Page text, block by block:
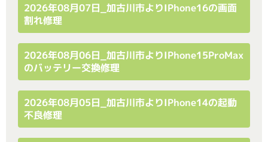
2026年08月07日_加古川市よりiPhone16の画面
割れ修理
2026年08月06日_加古川市よりiPhone15ProMax
のバッテリー交換修理
2026年08月05日_加古川市よりiPhone14の起動
不良修理